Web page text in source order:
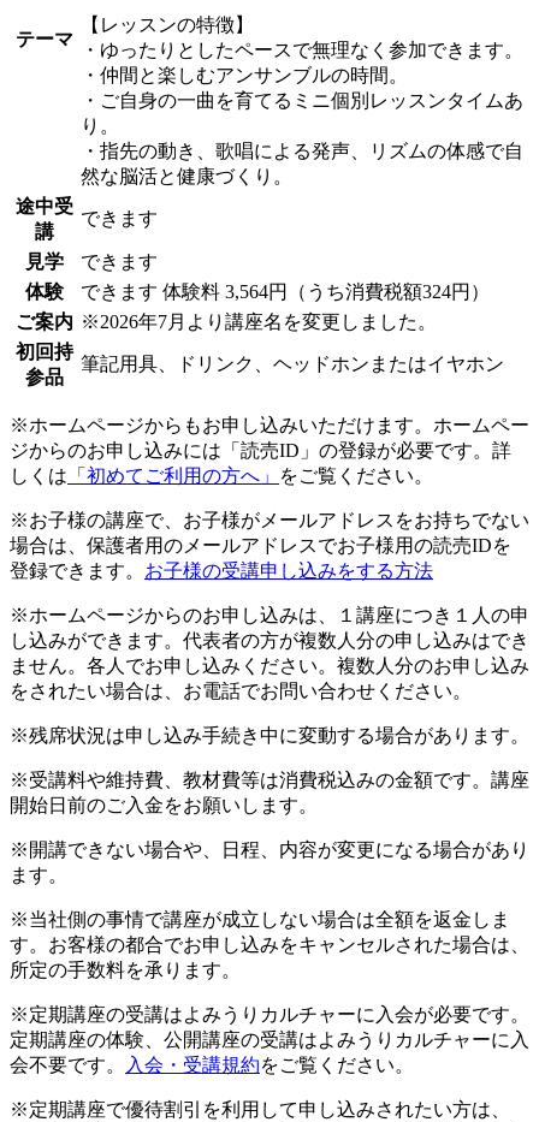
テーマ
【レッスンの特徴】
・ゆったりとしたペースで無理なく参加できます。
・仲間と楽しむアンサンブルの時間。
・ご自身の一曲を育てるミニ個別レッスンタイムあ
り。
・指先の動き、歌唱による発声、リズムの体感で自
然な脳活と健康づくり。
途中受
講
できます
見学
できます
体験
できます 体験料 3,564円（うち消費税額324円）
ご案内 ※2026年7月より講座名を変更しました。
初回持
参品
筆記用具、ドリンク、ヘッドホンまたはイヤホン
※ホームページからもお申し込みいただけます。ホームペー
ジからのお申し込みには「読売ID」の登録が必要です。詳
しくは 「初めてご利用の方へ」 をご覧ください。
※お子様の講座で、お子様がメールアドレスをお持ちでない
場合は、保護者用のメールアドレスでお子様用の読売IDを
登録できます。 お子様の受講申し込みをする方法
※ホームページからのお申し込みは、１講座につき１人の申
し込みができます。代表者の方が複数人分の申し込みはでき
ません。各人でお申し込みください。複数人分のお申し込み
をされたい場合は、お電話でお問い合わせください。
※残席状況は申し込み手続き中に変動する場合があります。
※受講料や維持費、教材費等は消費税込みの金額です。講座
開始日前のご入金をお願いします。
※開講できない場合や、日程、内容が変更になる場合があり
ます。
※当社側の事情で講座が成立しない場合は全額を返金しま
す。お客様の都合でお申し込みをキャンセルされた場合は、
所定の手数料を承ります。
※定期講座の受講はよみうりカルチャーに入会が必要です。
定期講座の体験、公開講座の受講はよみうりカルチャーに入
会不要です。
入会・受講規約をご覧ください。
※定期講座で優待割引を利用して申し込みされたい方は、